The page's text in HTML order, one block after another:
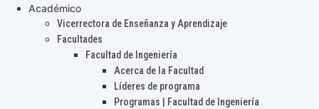
Académico
Vicerrectora de Enseñanza y Aprendizaje
Facultades
Facultad de Ingeniería
Acerca de la Facultad
Líderes de programa
Programas | Facultad de Ingeniería